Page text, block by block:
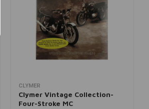
Toevoegen aan winkelwagen
CLYMER
Clymer Vintage Collection-
Four-Stroke MC